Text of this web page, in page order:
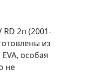
RD 2п (2001-
из
особая
не